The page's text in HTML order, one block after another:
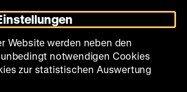
Website werden neben den
notwendigen Cookies
zur statistischen Auswertung